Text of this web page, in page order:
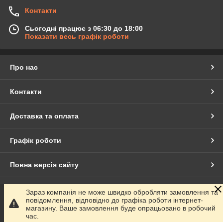
Контакти
Сьогодні працює з 06:30 до 18:00
Показати весь графік роботи
Про нас
Контакти
Доставка та оплата
Графік роботи
Повна версія сайту
Сайт створено на маркетплейсіProm.ua
Політика конфіденційності
Зараз компанія не може швидко обробляти замовлення та
повідомлення, відповідно до графіка роботи інтернет-
магазину. Ваше замовлення буде опрацьовано в робочий
час.